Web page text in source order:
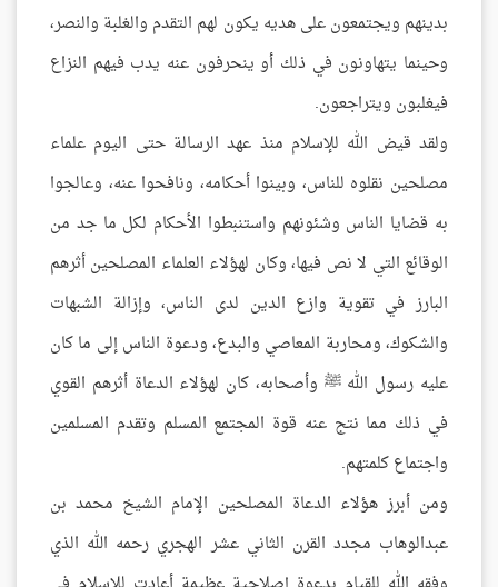
بدينهم ويجتمعون على هديه يكون لهم التقدم والغلبة والنصر،
وحينما يتهاونون في ذلك أو ينحرفون عنه يدب فيهم النزاع
فيغلبون ويتراجعون.
ولقد قيض الله للإسلام منذ عهد الرسالة حتى اليوم علماء
مصلحين نقلوه للناس، وبينوا أحكامه، ونافحوا عنه، وعالجوا
به قضايا الناس وشئونهم واستنبطوا الأحكام لكل ما جد من
الوقائع التي لا نص فيها، وكان لهؤلاء العلماء المصلحين أثرهم
البارز في تقوية وازع الدين لدى الناس، وإزالة الشبهات
والشكوك، ومحاربة المعاصي والبدع، ودعوة الناس إلى ما كان
عليه رسول الله ﷺ وأصحابه، كان لهؤلاء الدعاة أثرهم القوي
في ذلك مما نتج عنه قوة المجتمع المسلم وتقدم المسلمين
واجتماع كلمتهم.
ومن أبرز هؤلاء الدعاة المصلحين الإمام الشيخ محمد بن
عبدالوهاب مجدد القرن الثاني عشر الهجري رحمه الله الذي